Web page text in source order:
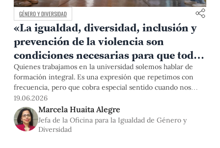
GÉNERO Y DIVERSIDAD
«La igualdad, diversidad, inclusión y
prevención de la violencia son
condiciones necesarias para que todas
las personas puedan aprender,
participar y desarrollarse
plenamente»
Quienes trabajamos en la universidad solemos hablar de
formación integral. Es una expresión que repetimos con
frecuencia, pero que cobra especial sentido cuando nos
preguntamos qué tipo de profesionales, ciudadanas y
ciudadanos necesita hoy nuestro país. La universidad es, sin
duda, un espacio para adquirir conocimientos especializados
y desarrollar competencias profesionales. Pero es también
19.06.2026
Marcela Huaita Alegre
Jefa de la Oficina para la Igualdad de Género y
Diversidad